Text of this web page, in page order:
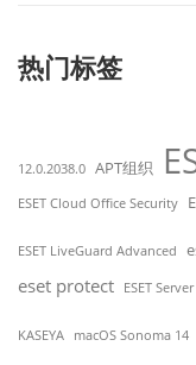
热门标签
12.0.2038.0 APT组织
ESET Cloud Office Security
ESET LiveGuard Advanced
eset protect ESET
KASEYA macOS Sonoma 14